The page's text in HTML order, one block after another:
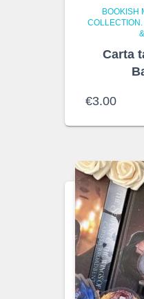
BOOKISH
COLLECTION.
Carta
€3.00